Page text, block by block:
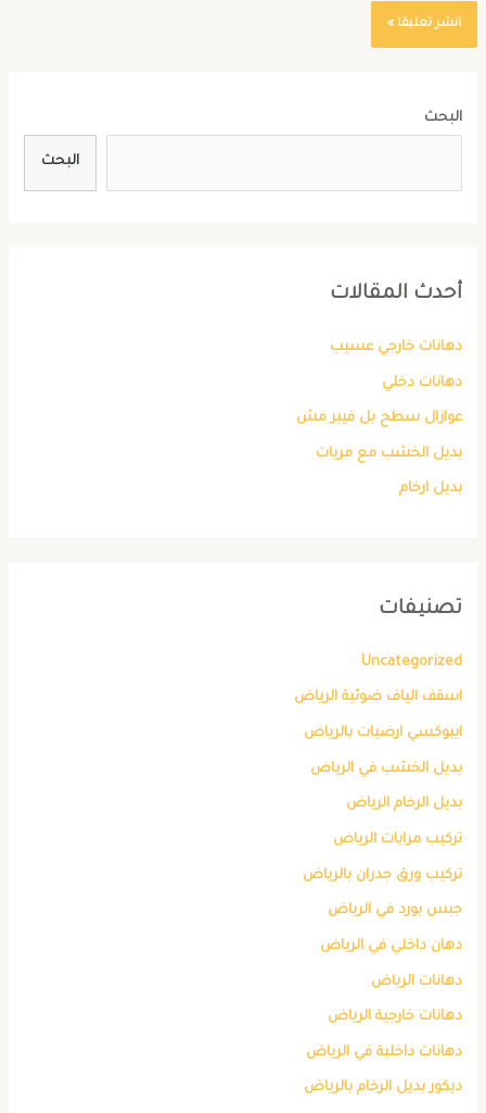
البحث
البحث
أحدث المقالات
دهانات خارجي عسيب
دهانات دخلي
عوازال سطح بل فيبر مش
بديل الخشب مع مريات
بديل ارخام
تصنيفات
Uncategorized
اسقف الياف ضوئية الرياض
ايبوكسي ارضيات بالرياض
بديل الخشب في الرياض
بديل الرخام الرياض
تركيب مرايات الرياض
تركيب ورق جدران بالرياض
جبس بورد في الرياض
دهان داخلي في الرياض
دهانات الرياض
دهانات خارجية الرياض
دهانات داخلية في الرياض
ديكور بديل الرخام بالرياض